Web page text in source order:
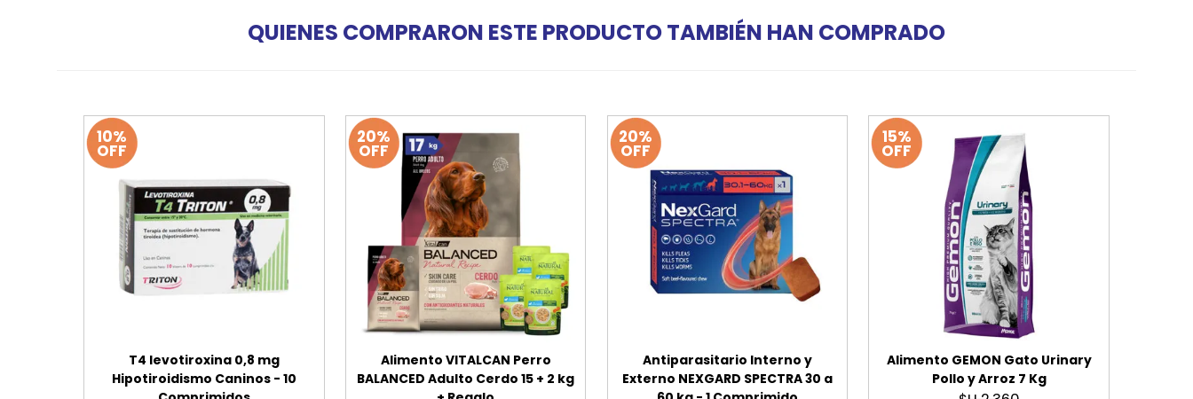
QUIENES COMPRARON ESTE PRODUCTO TAMBIÉN HAN COMPRADO
10%
OFF
T4 levotiroxina 0,8 mg
Hipotiroidismo Caninos - 10
20%
OFF
Alimento VITALCAN Perro
BALANCED Adulto Cerdo 15 + 2 kg
20%
OFF
Antiparasitario Interno y
Externo NEXGARD SPECTRA 30 a
15%
OFF
Alimento GEMON Gato Urinary
Pollo y Arroz 7 Kg